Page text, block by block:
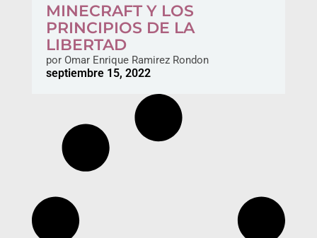
MINECRAFT Y LOS
PRINCIPIOS DE LA
LIBERTAD
porOmar Enrique Ramirez Rondon
septiembre 15, 2022